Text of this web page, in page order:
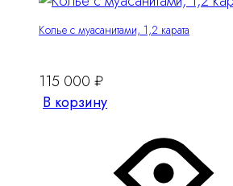
Колье с муасанитами, 1,2 карата
115 000 ₽
В корзину